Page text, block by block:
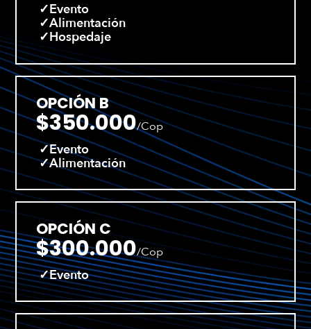
Evento
Alimentación
Hospedaje
OPCIÓN B
$350.000/Cop
Evento
Alimentación
OPCIÓN C
$300.000/Cop
Evento